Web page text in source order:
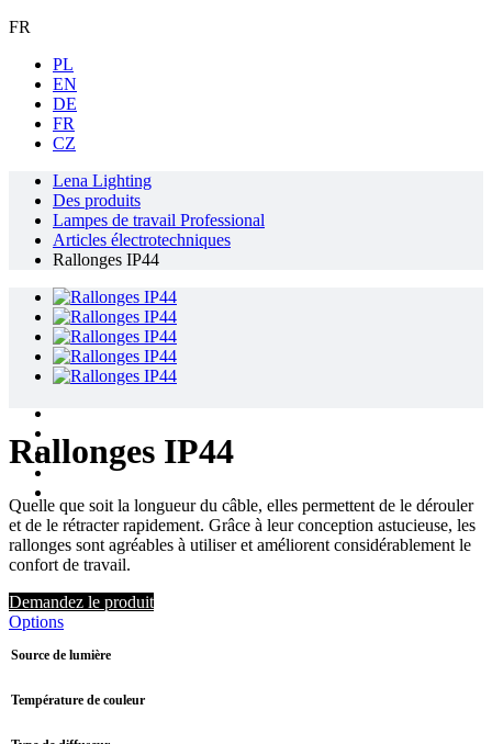
FR
PL
EN
DE
FR
CZ
Lena Lighting
Des produits
Lampes de travail Professional
Articles électrotechniques
Rallonges IP44
Rallonges IP44
Quelle que soit la longueur du câble, elles permettent de le dérouler
et de le rétracter rapidement. Grâce à leur conception astucieuse, les
rallonges sont agréables à utiliser et améliorent considérablement le
confort de travail.
Demandez le produit
Options
Source de lumière
Température de couleur